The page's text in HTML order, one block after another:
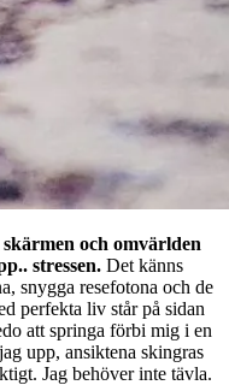
och omvärlden
stressen. Det känns
snygga resefotona och de
perfekta liv står på sidan
att springa förbi mig i en
upp, ansiktena skingras
Jag behöver inte tävla.